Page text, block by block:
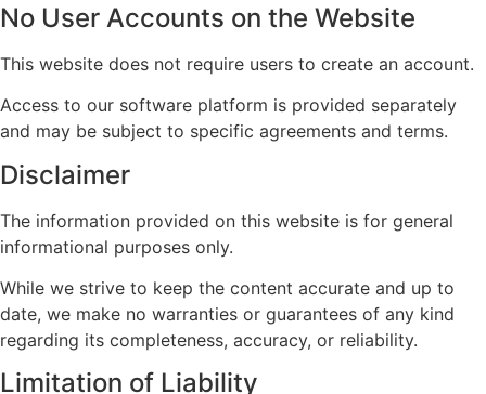
No User Accounts on the Website
This website does not require users to create an account.
Access to our software platform is provided separately
and may be subject to specific agreements and terms.
Disclaimer
The information provided on this website is for general
informational purposes only.
While we strive to keep the content accurate and up to
date, we make no warranties or guarantees of any kind
regarding its completeness, accuracy, or reliability.
Limitation of Liability